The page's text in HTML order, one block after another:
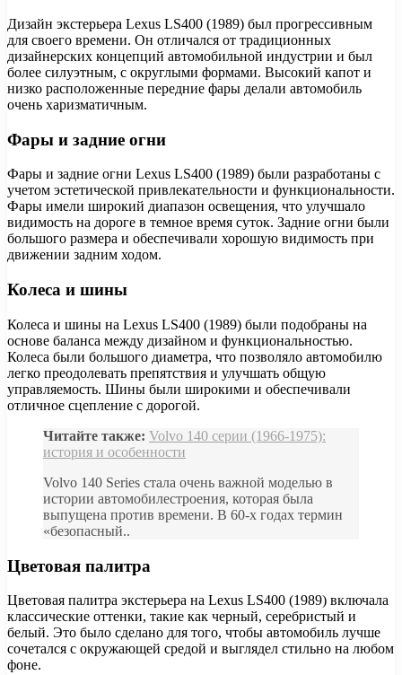
Дизайн экстерьера Lexus LS400 (1989) был прогрессивным
для своего времени. Он отличался от традиционных
дизайнерских концепций автомобильной индустрии и был
более силуэтным, с округлыми формами. Высокий капот и
низко расположенные передние фары делали автомобиль
очень харизматичным.
Фары и задние огни
Фары и задние огни Lexus LS400 (1989) были разработаны с
учетом эстетической привлекательности и функциональности.
Фары имели широкий диапазон освещения, что улучшало
видимость на дороге в темное время суток. Задние огни были
большого размера и обеспечивали хорошую видимость при
движении задним ходом.
Колеса и шины
Колеса и шины на Lexus LS400 (1989) были подобраны на
основе баланса между дизайном и функциональностью.
Колеса были большого диаметра, что позволяло автомобилю
легко преодолевать препятствия и улучшать общую
управляемость. Шины были широкими и обеспечивали
отличное сцепление с дорогой.
Читайте также: Volvo 140 серии (1966-1975):
история и особенности
Volvo 140 Series стала очень важной моделью в
истории автомобилестроения, которая была
выпущена против времени. В 60-х годах термин
«безопасный..
Цветовая палитра
Цветовая палитра экстерьера на Lexus LS400 (1989) включала
классические оттенки, такие как черный, серебристый и
белый. Это было сделано для того, чтобы автомобиль лучше
сочетался с окружающей средой и выглядел стильно на любом
фоне.